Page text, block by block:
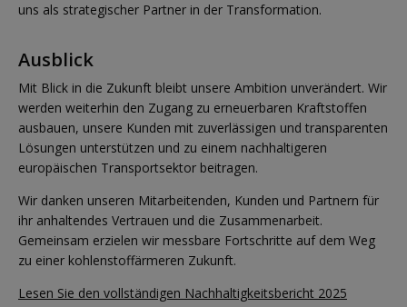
uns als strategischer Partner in der Transformation.
Ausblick
Mit Blick in die Zukunft bleibt unsere Ambition unverändert. Wir
werden weiterhin den Zugang zu erneuerbaren Kraftstoffen
ausbauen, unsere Kunden mit zuverlässigen und transparenten
Lösungen unterstützen und zu einem nachhaltigeren
europäischen Transportsektor beitragen.
Wir danken unseren Mitarbeitenden, Kunden und Partnern für
ihr anhaltendes Vertrauen und die Zusammenarbeit.
Gemeinsam erzielen wir messbare Fortschritte auf dem Weg
zu einer kohlenstoffärmeren Zukunft.
Lesen Sie den vollständigen Nachhaltigkeitsbericht 2025